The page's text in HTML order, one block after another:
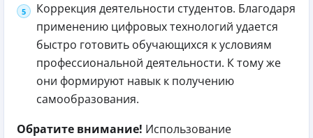
Коррекция деятельности студентов. Благодаря
применению цифровых технологий удается
быстро готовить обучающихся к условиям
профессиональной деятельности. К тому же
они формируют навык к получению
самообразования.
Обратите внимание! Использование